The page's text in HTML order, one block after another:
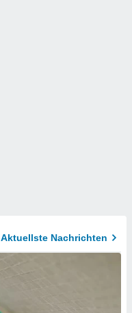
Aktuellste Nachrichten